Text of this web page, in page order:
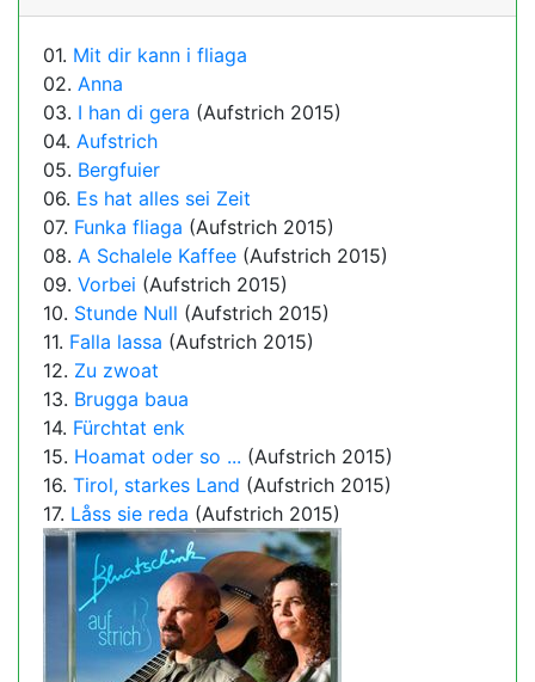
01. Mit dir kann i fliaga
02. Anna
03. I han di gera (Aufstrich 2015)
04. Aufstrich
05. Bergfuier
06. Es hat alles sei Zeit
07. Funka fliaga (Aufstrich 2015)
08. A Schalele Kaffee (Aufstrich 2015)
09. Vorbei (Aufstrich 2015)
10. Stunde Null (Aufstrich 2015)
11. Falla lassa (Aufstrich 2015)
12. Zu zwoat
13. Brugga baua
14. Fürchtat enk
15. Hoamat oder so ... (Aufstrich 2015)
16. Tirol, starkes Land (Aufstrich 2015)
17. Låss sie reda (Aufstrich 2015)